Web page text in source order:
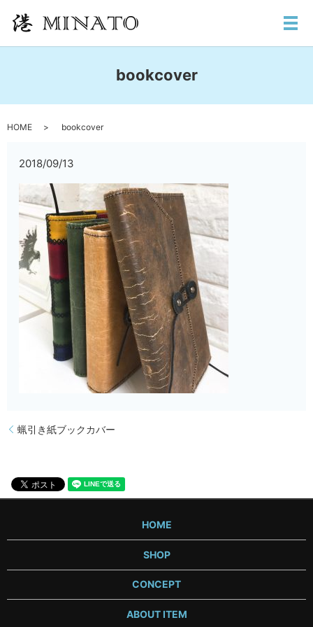
メ
bookcover
HOME bookcover
2018/09/13
蝋引き紙ブックカバー
HOME
SHOP
CONCEPT
ABOUT ITEM